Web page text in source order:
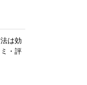
は効
・評